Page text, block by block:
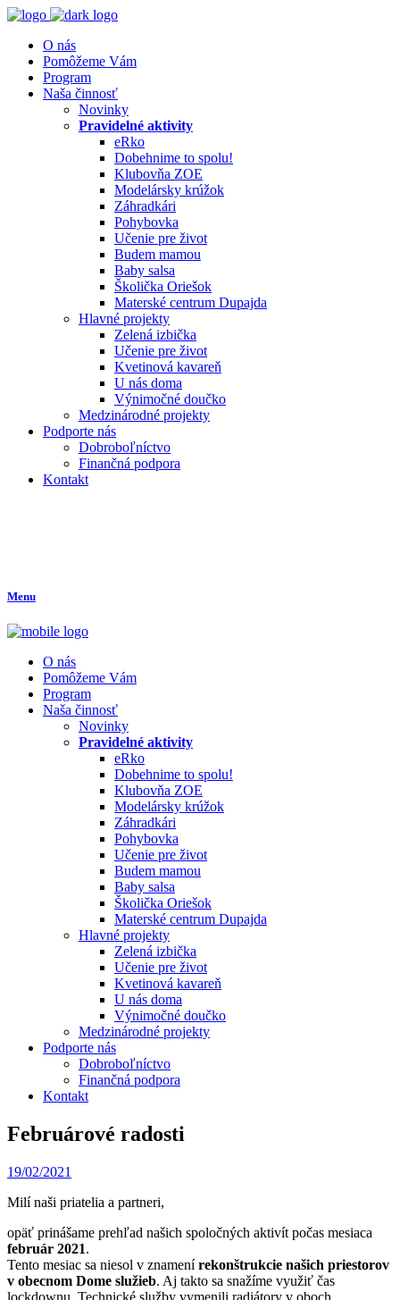
O nás
Pomôžeme Vám
Program
Naša činnosť
Novinky
Pravidelné aktivity
eRko
Dobehnime to spolu!
Klubovňa ZOE
Modelársky krúžok
Záhradkári
Pohybovka
Učenie pre život
Budem mamou
Baby salsa
Školička Oriešok
Materské centrum Dupajda
Hlavné projekty
Zelená izbička
Učenie pre život
Kvetinová kavareň
U nás doma
Výnimočné doučko
Medzinárodné projekty
Podporte nás
Dobroboľníctvo
Finančná podpora
Kontakt
Menu
O nás
Pomôžeme Vám
Program
Naša činnosť
Novinky
Pravidelné aktivity
eRko
Dobehnime to spolu!
Klubovňa ZOE
Modelársky krúžok
Záhradkári
Pohybovka
Učenie pre život
Budem mamou
Baby salsa
Školička Oriešok
Materské centrum Dupajda
Hlavné projekty
Zelená izbička
Učenie pre život
Kvetinová kavareň
U nás doma
Výnimočné doučko
Medzinárodné projekty
Podporte nás
Dobroboľníctvo
Finančná podpora
Kontakt
Februárové radosti
19/02/2021
Milí naši priatelia a partneri,
opäť prinášame prehľad našich spoločných aktivít počas mesiaca
február 2021.
Tento mesiac sa niesol v znamenírekonštrukcie našich priestorov
v obecnom Dome služieb. Aj takto sa snažíme využiť čas
lockdownu. Technické služby vymenili radiátory v oboch